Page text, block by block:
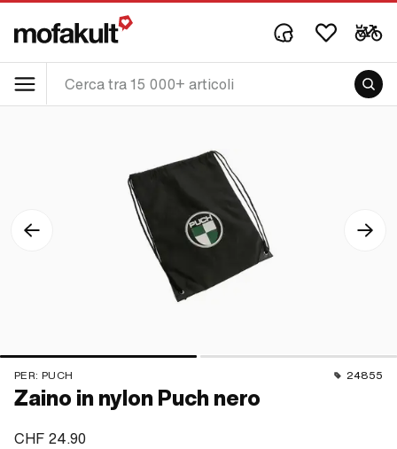
PER: PUCH 24855
Zaino in nylon Puch nero
CHF 24.90